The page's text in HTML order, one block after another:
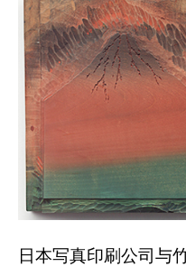
日本写真印刷公司与